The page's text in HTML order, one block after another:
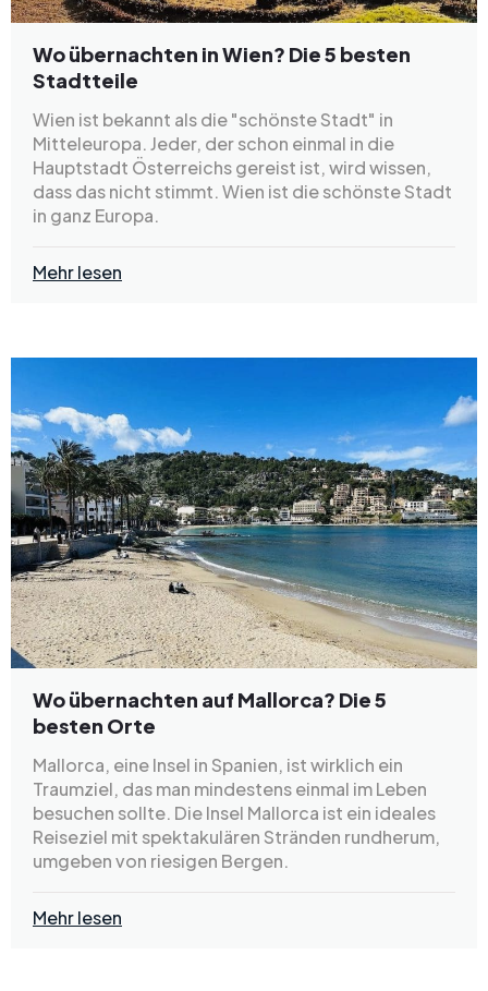
Wo übernachten in Wien? Die 5 besten
Stadtteile
Wien ist bekannt als die "schönste Stadt" in
Mitteleuropa. Jeder, der schon einmal in die
Hauptstadt Österreichs gereist ist, wird wissen,
dass das nicht stimmt. Wien ist die schönste Stadt
in ganz Europa.
Mehr lesen
Wo übernachten auf Mallorca? Die 5
besten Orte
Mallorca, eine Insel in Spanien, ist wirklich ein
Traumziel, das man mindestens einmal im Leben
besuchen sollte. Die Insel Mallorca ist ein ideales
Reiseziel mit spektakulären Stränden rundherum,
umgeben von riesigen Bergen.
Mehr lesen